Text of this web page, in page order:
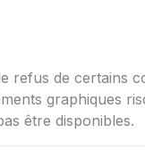
refus de certains
graphiques
être disponibles.